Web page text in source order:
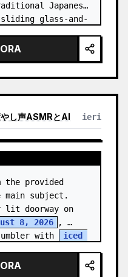
Japanese
sliding glass-and-
w…
やし声ASMRとAI ieri
the provided
main subject.
8, 2026
,
with
iced